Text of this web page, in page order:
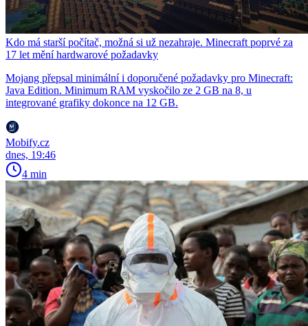
Kdo má starší počítač, možná si už nezahraje. Minecraft poprvé za
17 let mění hardwarové požadavky
Mojang přepsal minimální i doporučené požadavky pro Minecraft:
Java Edition. Minimum RAM vyskočilo ze 2 GB na 8, u
integrované grafiky dokonce na 12 GB.
Mobify.cz
dnes, 19:46
4 min